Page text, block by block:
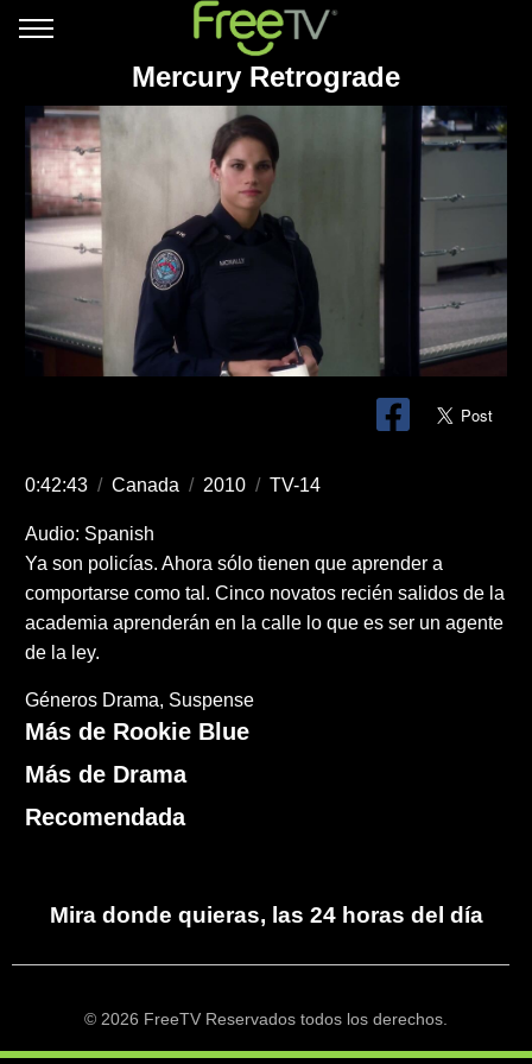
Mercury Retrograde
0:42:43 / Canada / 2010 / TV-14
Audio: Spanish
Ya son policías. Ahora sólo tienen que aprender a
comportarse como tal. Cinco novatos recién salidos de la
academia aprenderán en la calle lo que es ser un agente
de la ley.
Géneros Drama Suspense
Más de Rookie Blue
Más de Drama
Recomendada
Mira donde quieras, las 24 horas del día
© 2026 FreeTV Reservados todos los derechos.